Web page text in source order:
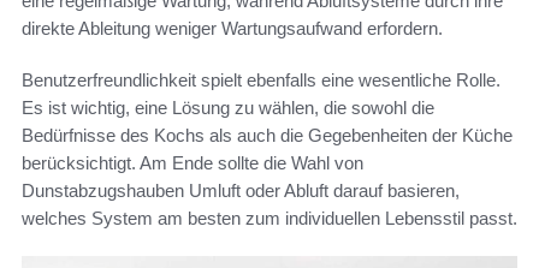
direkte Ableitung weniger Wartungsaufwand erfordern.
Benutzerfreundlichkeit spielt ebenfalls eine wesentliche Rolle.
Es ist wichtig, eine Lösung zu wählen, die sowohl die
Bedürfnisse des Kochs als auch die Gegebenheiten der Küche
berücksichtigt. Am Ende sollte die Wahl von
Dunstabzugshauben Umluft oder Abluft darauf basieren,
welches System am besten zum individuellen Lebensstil passt.